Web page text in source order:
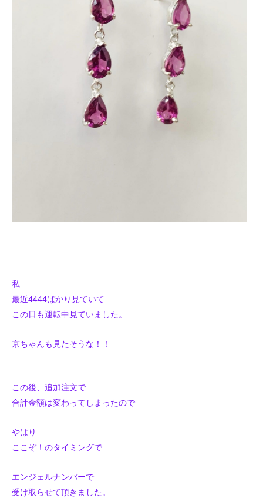
私
最近4444ばかり見ていて
この日も運転中見ていました。
京ちゃんも見たそうな！！
この後、追加注文で
合計金額は変わってしまったので
やはり
ここぞ！のタイミングで
エンジェルナンバーで
受け取らせて頂きました。